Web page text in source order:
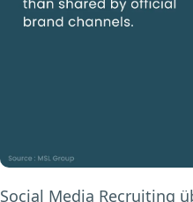
Social Media Recruiting